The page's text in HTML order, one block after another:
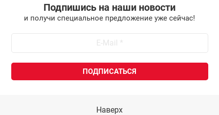
Подпишись на наши новости
и получи специальное предложение уже сейчас!
Наверх